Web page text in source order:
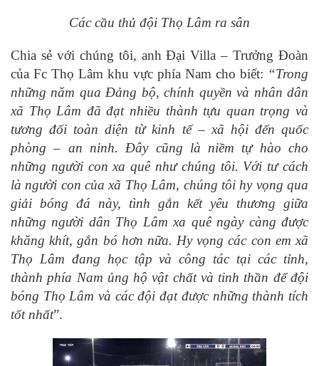
Các cầu thủ đội Thọ Lâm ra sân
Chia sẻ với chúng tôi, anh Đại Villa – Trưởng Đoàn
của Fc Thọ Lâm khu vực phía Nam cho biết: “Trong
những năm quaĐảng bộ, chính quyền và nhân dân
xã Thọ Lâm đã đạt nhiều thành tựu quan trọng và
tương đối toàn diện từ kinh tế – xã hội đến quốc
phòng – an ninh.Đây cũng là niềm tự hào cho
những người con xa quê như chúng tôi. Với tư cách
là người con của xã Thọ Lâm, chúng tôi hy vọng qua
giải bóng đá này, tình gắn kết yêu thương giữa
những người dân Thọ Lâm xa quê ngày càng được
khăng khít, gắn bó hơn nữa. Hy vọng các con em xã
Thọ Lâm đang học tập và công tác tại các tỉnh,
thành phía Nam ủng hộ vật chất và tinh thần để đội
bóng Thọ Lâm và các đội đạt được những thành tích
tốt nhất”.